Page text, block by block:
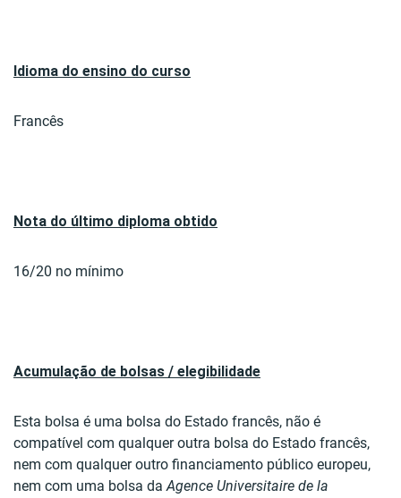
Idioma do ensino do curso
Francês
Nota do último diploma obtido
16/20 no mínimo
Acumulação de bolsas / elegibilidade
Esta bolsa é uma bolsa do Estado francês, não é
compatível com qualquer outra bolsa do Estado francês,
nem com qualquer outro financiamento público europeu,
nem com uma bolsa daAgence Universitaire de la